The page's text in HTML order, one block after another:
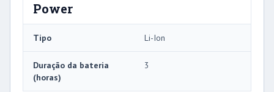
Power
Tipo Li-Ion
Duração da bateria
(horas)
3